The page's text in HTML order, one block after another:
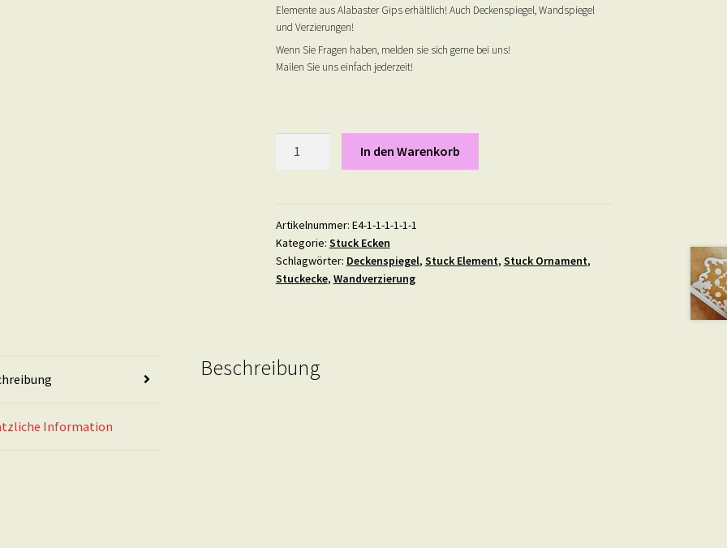
Elemente aus Alabaster Gips erhältlich! Auch Deckenspiegel, Wandspiegel
und Verzierungen!
Wenn Sie Fragen haben, melden sie sich gerne bei uns!
Mailen Sie uns einfach jederzeit!
Menge
In den Warenkorb
Artikelnummer: E4-1-1-1-1-1-1
Kategorie: Stuck Ecken
Schlagwörter: Deckenspiegel, Stuck Element, Stuck Ornament,
Stuckecke, Wandverzierung
Information
Beschreibung